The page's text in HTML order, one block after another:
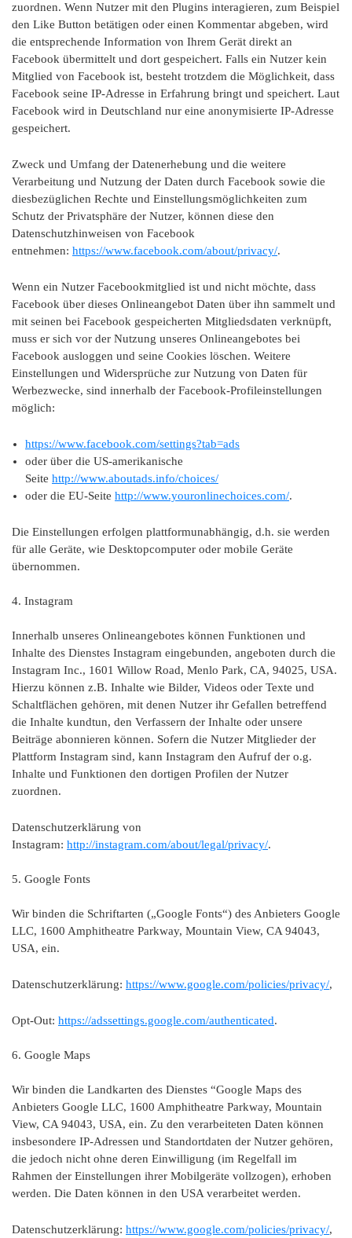
zuordnen. Wenn Nutzer mit den Plugins interagieren, zum Beispiel
den Like Button betätigen oder einen Kommentar abgeben, wird
die entsprechende Information von Ihrem Gerät direkt an
Facebook übermittelt und dort gespeichert. Falls ein Nutzer kein
Mitglied von Facebook ist, besteht trotzdem die Möglichkeit, dass
Facebook seine IP-Adresse in Erfahrung bringt und speichert. Laut
Facebook wird in Deutschland nur eine anonymisierte IP-Adresse
gespeichert.
Zweck und Umfang der Datenerhebung und die weitere
Verarbeitung und Nutzung der Daten durch Facebook sowie die
diesbezüglichen Rechte und Einstellungsmöglichkeiten zum
Schutz der Privatsphäre der Nutzer, können diese den
Datenschutzhinweisen von Facebook
entnehmen: https://www.facebook.com/about/privacy/.
Wenn ein Nutzer Facebookmitglied ist und nicht möchte, dass
Facebook über dieses Onlineangebot Daten über ihn sammelt und
mit seinen bei Facebook gespeicherten Mitgliedsdaten verknüpft,
muss er sich vor der Nutzung unseres Onlineangebotes bei
Facebook ausloggen und seine Cookies löschen. Weitere
Einstellungen und Widersprüche zur Nutzung von Daten für
Werbezwecke, sind innerhalb der Facebook-Profileinstellungen
möglich:
https://www.facebook.com/settings?tab=ads
oder über die US-amerikanische
Seite http://www.aboutads.info/choices/
oder die EU-Seite http://www.youronlinechoices.com/.
Die Einstellungen erfolgen plattformunabhängig, d.h. sie werden
für alle Geräte, wie Desktopcomputer oder mobile Geräte
übernommen.
4. Instagram
Innerhalb unseres Onlineangebotes können Funktionen und
Inhalte des Dienstes Instagram eingebunden, angeboten durch die
Instagram Inc., 1601 Willow Road, Menlo Park, CA, 94025, USA.
Hierzu können z.B. Inhalte wie Bilder, Videos oder Texte und
Schaltflächen gehören, mit denen Nutzer ihr Gefallen betreffend
die Inhalte kundtun, den Verfassern der Inhalte oder unsere
Beiträge abonnieren können. Sofern die Nutzer Mitglieder der
Plattform Instagram sind, kann Instagram den Aufruf der o.g.
Inhalte und Funktionen den dortigen Profilen der Nutzer
zuordnen.
Datenschutzerklärung von
Instagram: http://instagram.com/about/legal/privacy/.
5. Google Fonts
Wir binden die Schriftarten („Google Fonts“) des Anbieters Google
LLC, 1600 Amphitheatre Parkway, Mountain View, CA 94043,
USA, ein.
Datenschutzerklärung: https://www.google.com/policies/privacy/,
Opt-Out: https://adssettings.google.com/authenticated.
6. Google Maps
Wir binden die Landkarten des Dienstes “Google Maps des
Anbieters Google LLC, 1600 Amphitheatre Parkway, Mountain
View, CA 94043, USA, ein. Zu den verarbeiteten Daten können
insbesondere IP-Adressen und Standortdaten der Nutzer gehören,
die jedoch nicht ohne deren Einwilligung (im Regelfall im
Rahmen der Einstellungen ihrer Mobilgeräte vollzogen), erhoben
werden. Die Daten können in den USA verarbeitet werden.
Datenschutzerklärung: https://www.google.com/policies/privacy/,